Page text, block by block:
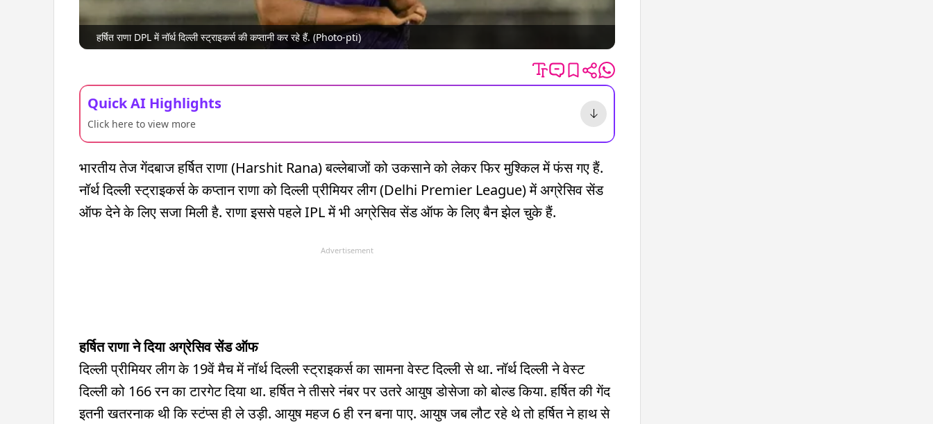
हर्षित राणा DPL में नॉर्थ दिल्ली स्ट्राइकर्स की कप्तानी कर रहे हैं. (Photo-pti)
Quick AI Highlights
Click here to view more
भारतीय तेज गेंदबाज हर्षित राणा (Harshit Rana) बल्लेबाजों को उकसाने को लेकर फिर मुश्किल में फंस गए हैं.
नॉर्थ दिल्ली स्ट्राइकर्स के कप्तान राणा को दिल्ली प्रीमियर लीग (Delhi Premier League) में अग्रेसिव सेंड
ऑफ देने के लिए सजा मिली है. राणा इससे पहले IPL में भी अग्रेसिव सेंड ऑफ के लिए बैन झेल चुके हैं.
Advertisement
हर्षित राणा ने दिया अग्रेसिव सेंड ऑफ
दिल्ली प्रीमियर लीग के 19वें मैच में नॉर्थ दिल्ली स्ट्राइकर्स का सामना वेस्ट दिल्ली से था. नॉर्थ दिल्ली ने वेस्ट
दिल्ली को 166 रन का टारगेट दिया था. हर्षित ने तीसरे नंबर पर उतरे आयुष डोसेजा को बोल्ड किया. हर्षित की गेंद
इतनी खतरनाक थी कि स्टंप्स ही ले उड़ी. आयुष महज 6 ही रन बना पाए. आयुष जब लौट रहे थे तो हर्षित ने हाथ से